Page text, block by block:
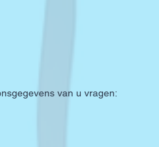
van u vragen: